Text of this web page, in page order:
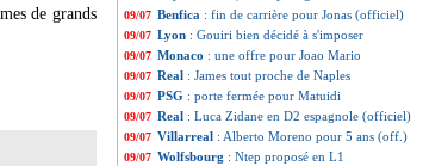
de grands
09/07 Benfica : fin de carrière pour Jonas (officiel)
09/07 Lyon : Gouiri bien décidé à s'imposer
09/07 Monaco : une offre pour Joao Mario
09/07 Real : James tout proche de Naples
09/07 PSG : porte fermée pour Matuidi
09/07 Real : Luca Zidane en D2 espagnole (officiel)
09/07 Villarreal : Alberto Moreno pour 5 ans (off.)
09/07 Wolfsbourg : Ntep proposé en L1